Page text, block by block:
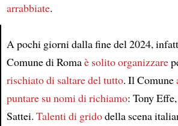
Article
arrabbiate.
A pochi giorni dalla fine del 2024,
Comune di Romaè solito organizzare
rischiato di saltare del tutto. Il Comune
puntare su nomi di richiamo: Tony
Sattei. Talenti di gridodella scena